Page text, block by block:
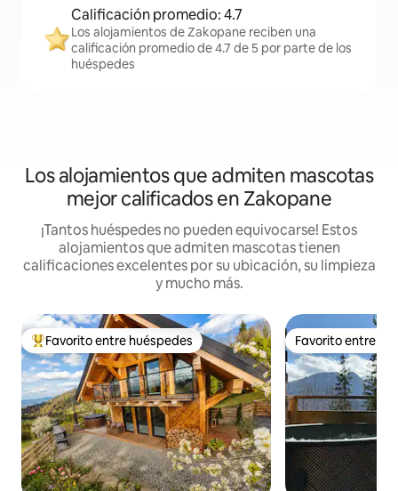
Calificación promedio: 4.7
Los alojamientos de Zakopane reciben una
calificación promedio de 4.7 de 5 por parte de los
huéspedes
Los alojamientos que admiten mascotas
mejor calificados en Zakopane
¡Tantos huéspedes no pueden equivocarse! Estos
alojamientos que admiten mascotas tienen
calificaciones excelentes por su ubicación, su limpieza
y mucho más.
De los mejores en Favorito entre huéspedes
Favorito entre huéspedes Favorito entre
Favorito entre